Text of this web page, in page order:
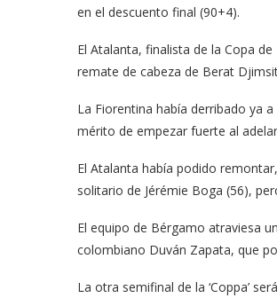
en el descuento final (90+4).
El Atalanta, finalista de la Copa
remate de cabeza de Berat
La Fiorentina había derribado ya
mérito de empezar fuerte al
El Atalanta había podido
solitario de Jérémie Boga (56),
El equipo de Bérgamo atraviesa
colombiano Duván Zapata, que
La otra semifinal de la ‘Coppa’